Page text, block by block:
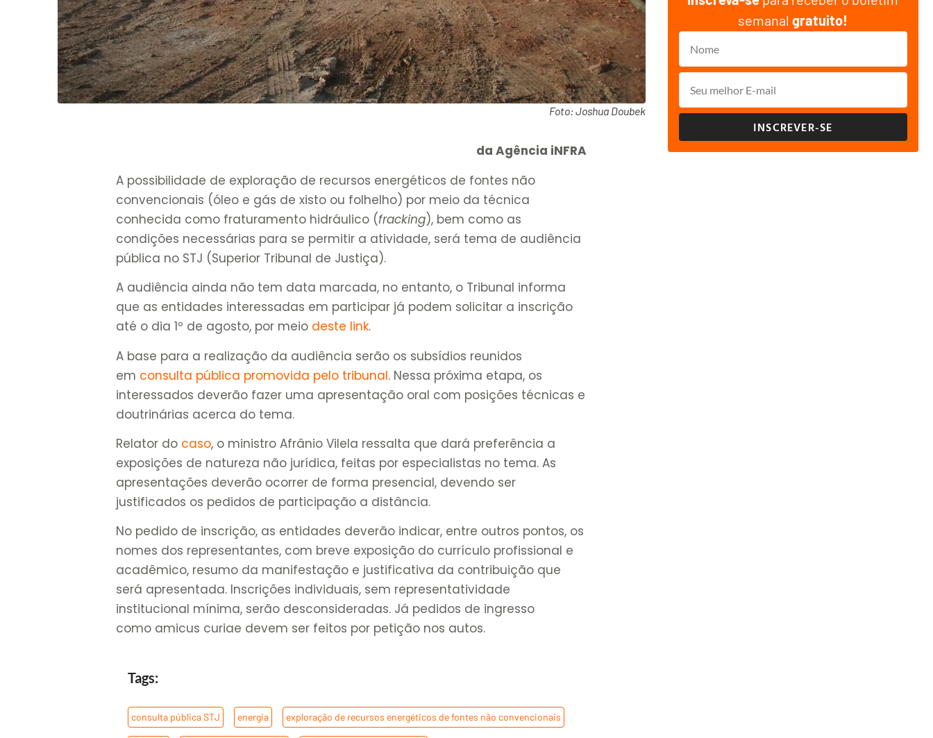
Foto: Joshua Doubek
da Agência iNFRA
A possibilidade de exploração de recursos energéticos de fontes não
convencionais (óleo e gás de xisto ou folhelho) por meio da técnica
conhecida como fraturamento hidráulico (fracking), bem como as
condições necessárias para se permitir a atividade, será tema de audiência
pública no STJ (Superior Tribunal de Justiça).
A audiência ainda não tem data marcada, no entanto, o Tribunal informa
que as entidades interessadas em participar já podem solicitar a inscrição
até o dia 1º de agosto, por meio deste link.
A base para a realização da audiência serão os subsídios reunidos
em consulta pública promovida pelo tribunal. Nessa próxima etapa, os
interessados deverão fazer uma apresentação oral com posições técnicas e
doutrinárias acerca do tema.
Relator do caso, o ministro Afrânio Vilela ressalta que dará preferência a
exposições de natureza não jurídica, feitas por especialistas no tema. As
apresentações deverão ocorrer de forma presencial, devendo ser
justificados os pedidos de participação a distância.
No pedido de inscrição, as entidades deverão indicar, entre outros pontos, os
nomes dos representantes, com breve exposição do currículo profissional e
acadêmico, resumo da manifestação e justificativa da contribuição que
será apresentada. Inscrições individuais, sem representatividade
institucional mínima, serão desconsideradas. Já pedidos de ingresso
como amicus curiae devem ser feitos por petição nos autos.
Tags:
consulta pública STJ energia exploração de recursos energéticos de fontes não convencionais
semanalgratuito!
INSCREVER-SE